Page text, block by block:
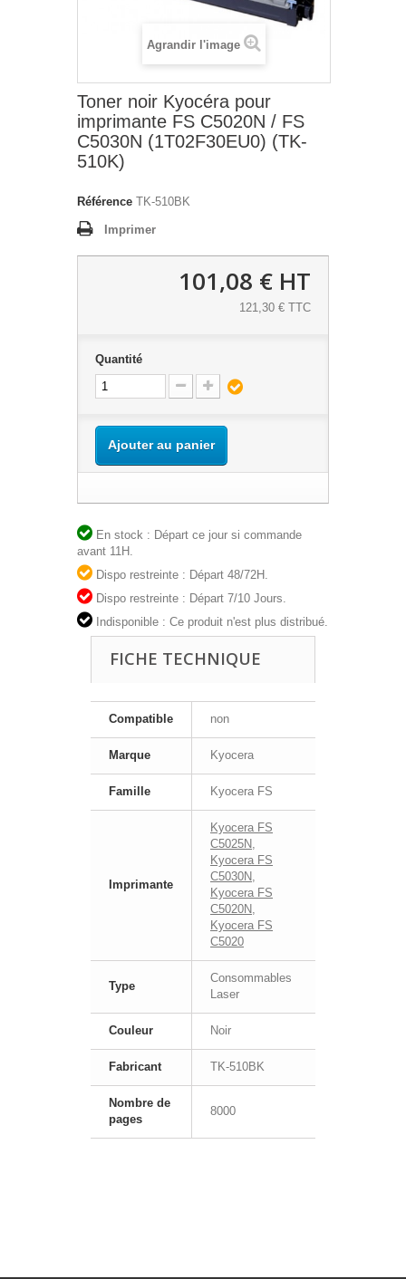
Agrandir l'image
Toner noir Kyocéra pour
imprimante FS C5020N / FS
C5030N (1T02F30EU0) (TK-
510K)
Référence TK-510BK
Imprimer
101,08 € HT
121,30 € TTC
Quantité
Ajouter au panier
En stock : Départ ce jour si commande
avant 11H.
Dispo restreinte : Départ 48/72H.
Dispo restreinte : Départ 7/10 Jours.
Indisponible : Ce produit n'est plus distribué.
FICHE TECHNIQUE
Compatible non
Marque Kyocera
Famille Kyocera FS
Imprimante
Kyocera FS
C5025N,
Kyocera FS
C5030N,
Kyocera FS
C5020N,
Kyocera FS
C5020
Type
Consommables
Laser
Couleur Noir
Fabricant TK-510BK
Nombre de
pages
8000